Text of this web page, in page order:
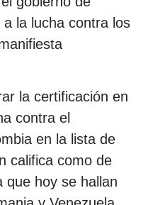
la lucha contra los
la certificación en
contra el
en la lista de
califica como de
que hoy se hallan